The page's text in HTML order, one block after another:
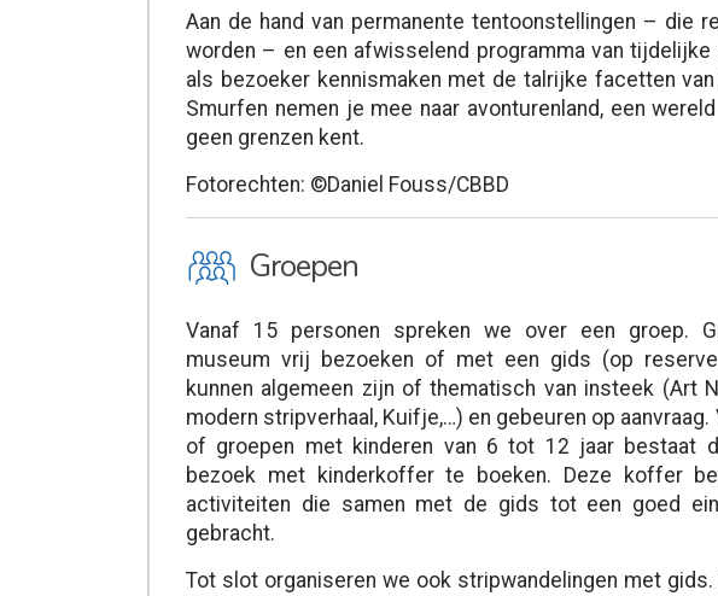
Aan de hand van permanente tentoonstellingen – die
worden – en een afwisselend programma van
als bezoeker kennismaken met de talrijke facetten
Smurfen nemen je mee naar avonturenland, een
geen grenzen kent.
Fotorechten: ©Daniel Fouss/CBBD
O Groepen
Vanaf 15 personen spreken we over een groep.
museum vrij bezoeken of met een gids (op
kunnen algemeen zijn of thematisch van insteek (Art
modern stripverhaal, Kuifje,…) en gebeuren op
of groepen met kinderen van 6 tot 12 jaar bestaat
bezoek met kinderkoffer te boeken. Deze koffer
activiteiten die samen met de gids tot een goed
gebracht.
Tot slot organiseren we ook stripwandelingen met gids.